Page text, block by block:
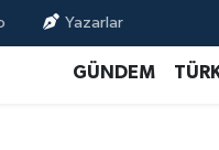
Yazarlar
GÜNDEM